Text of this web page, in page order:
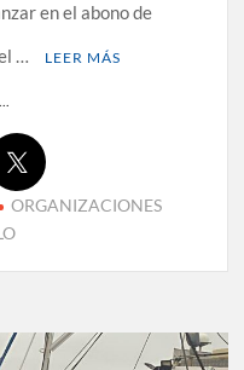
en el abono de
…
LEER MÁS
ORGANIZACIONES